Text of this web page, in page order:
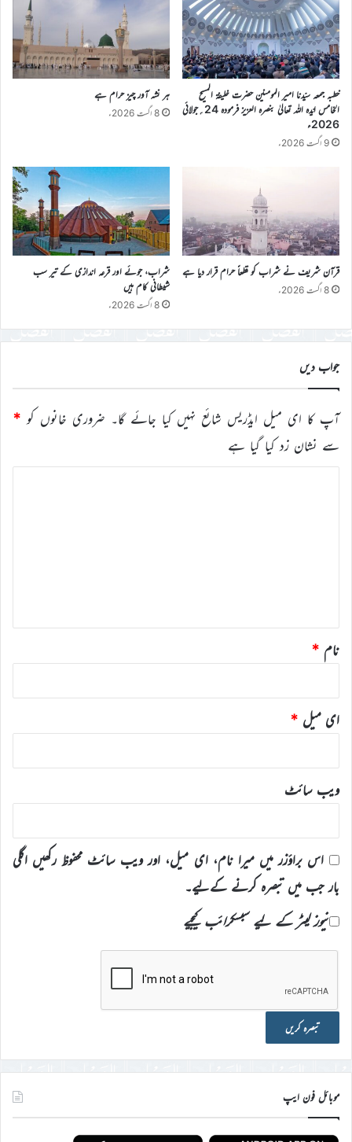
خطبہ جمعہ سیّدنا امیر المومنین حضرت خلیفۃ المسیح
الخامس ایّدہ اللہ تعالیٰ بنصرہ العزیز فرمودہ 24؍جولائی
2026ء
9 اگست 2026ء
ہر نشہ آور چیز حرام ہے
8 اگست 2026ء
قرآن شریف نے شراب کو قطعاً حرام قرار دیا ہے
8 اگست 2026ء
شراب، جوئے اور قرعہ اندازی کے تیر سب
شیطانی کام ہیں
8 اگست 2026ء
جواب دیں
آپ کا ای میل ایڈریس شائع نہیں کیا جائے گا۔ ضروری خانوں کو *
سے نشان زد کیا گیا ہے
نام *
ای میل *
ویب‌ سائٹ
اس براؤزر میں میرا نام، ای میل، اور ویب سائٹ محفوظ رکھیں اگلی
بار جب میں تبصرہ کرنے کےلیے۔
نیوز لیٹر کے لیے سبسکرائب کیجیے
موبائل فون ایپ